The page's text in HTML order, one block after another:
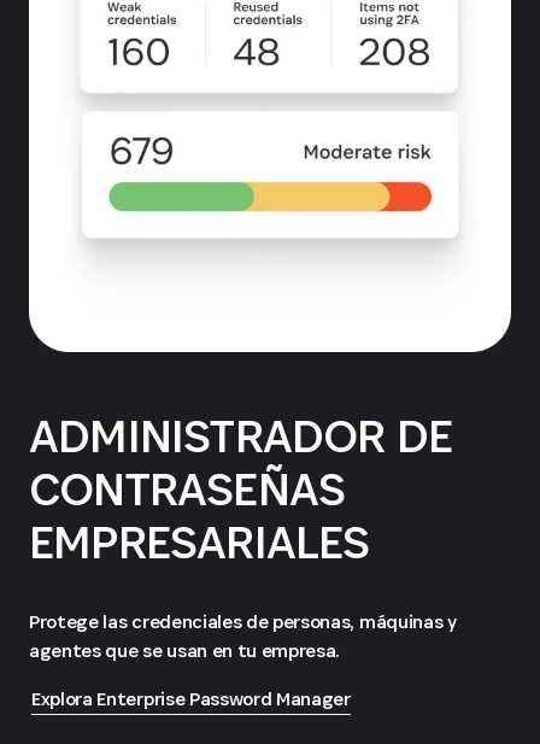
ADMINISTRADOR DE
CONTRASEÑAS
EMPRESARIALES
Protege las credenciales de personas, máquinas y
agentes que se usan en tu empresa.
Explora Enterprise Password Manager